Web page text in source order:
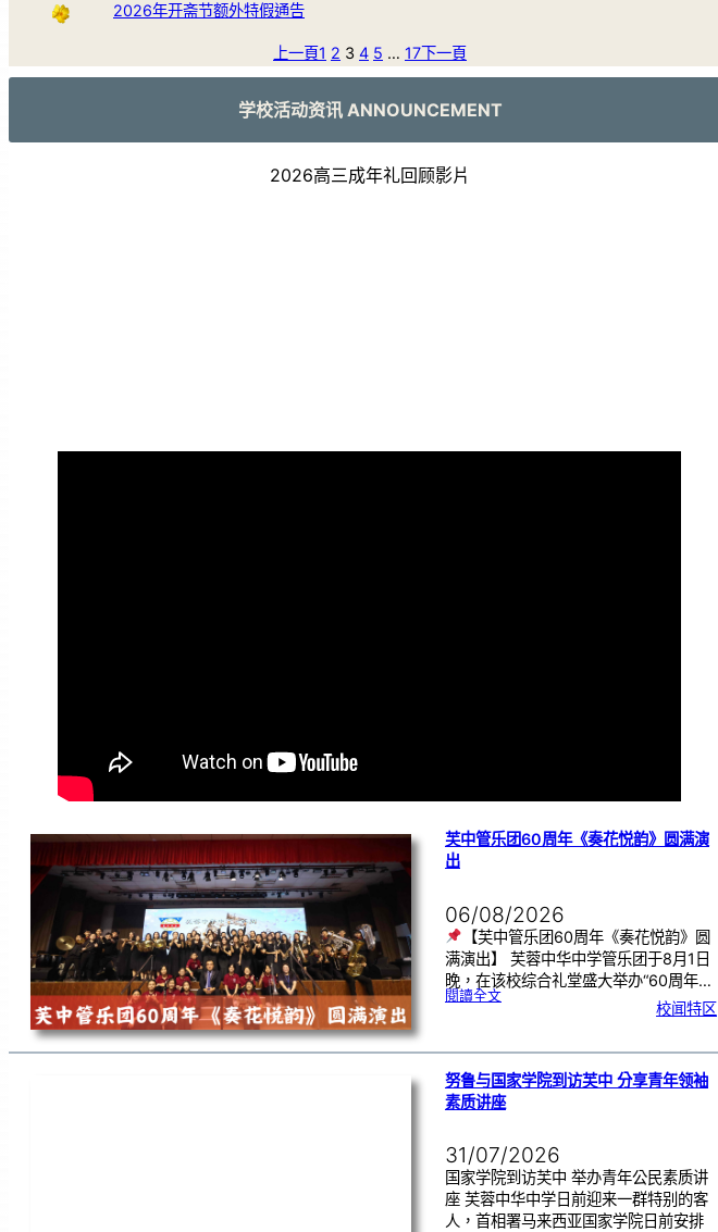
2026年开斋节额外特假通告
上一頁1 2 3 4 5 … 17下一頁
学校活动资讯 ANNOUNCEMENT
2026高三成年礼回顾影片
芙中管乐团60周年《奏花悦韵》圆满演
出
06/08/2026
【芙中管乐团60周年《奏花悦韵》圆
满演出】 芙蓉中华中学管乐团于8月1日
晚，在该校综合礼堂盛大举办“60周年…
閱讀全文:芙
周
《
奏
花
悦
韵
》
校闻特区
努鲁与国家学院到访芙中 分享青年领袖
素质讲座
31/07/2026
国家学院到访芙中 举办青年公民素质讲
座 芙蓉中华中学日前迎来一群特别的客
人，首相署马来西亚国家学院日前安排